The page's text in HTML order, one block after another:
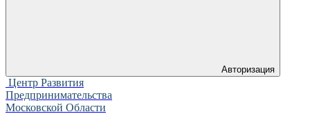
Авторизация
Центр Развития
Предпринимательства
Московской Области